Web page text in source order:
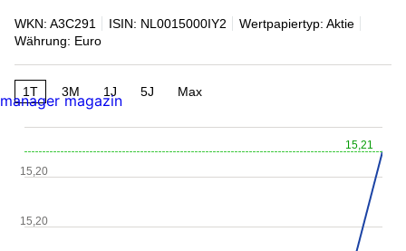
WKN: A3C291 ISIN: NL0015000IY2
Wertpapiertyp: Aktie
Währung: Euro
1T 3M 1J 5J Max
15,21
15,20
15,20
manager magazin